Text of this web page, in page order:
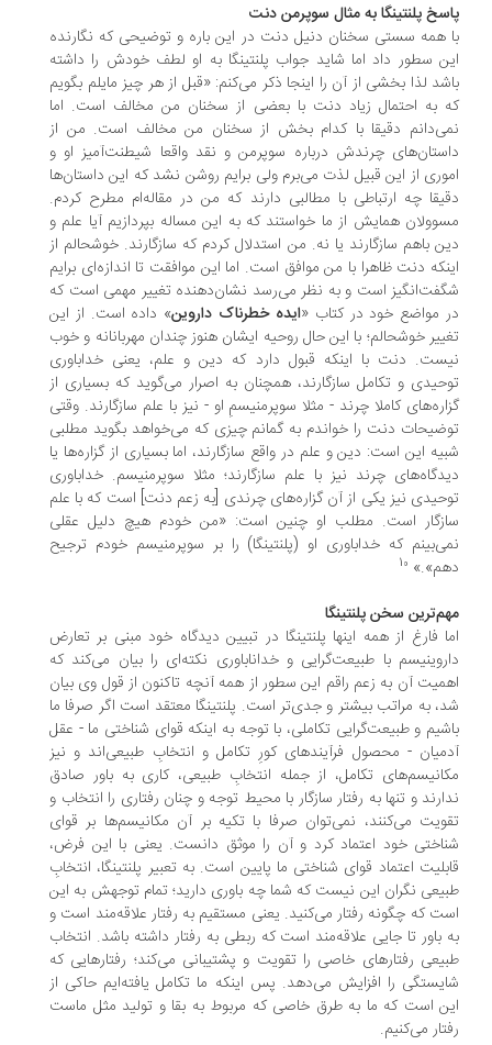
پلنتینگا به مثال سوپرمن دنت
همه سستی سخنان دنیل دنت در این باره و توضیحی که نگارنده
سطور داد اما شاید جواب پلنتینگا به او لطف خودش را داشته
لذا بخشی از آن را اینجا ذکر می‌کنم: «قبل از هر چیز مایلم بگویم
به احتمال زیاد دنت با بعضی از سخنان من مخالف است. اما
دقیقا با کدام بخش از سخنان من مخالف است. من از
چرندش درباره سوپرمن و نقد واقعا شیطنت‌آمیز او و
از این قبیل لذت می‌برم ولی برایم روشن نشد که این داستان‌ها
چه ارتباطی با مطالبی دارند که من در مقاله‌ام مطرح کردم.
همایش از ما خواستند که به این مساله بپردازیم آیا علم و
باهم سازگارند یا نه. من استدلال کردم که سازگارند. خوشحالم از
دنت ظاهرا با من موافق است. اما این موافقت تا اندازه‌ای برایم
است و به نظر می‌رسد نشان‌دهنده تغییر مهمی است که
مواضع خود در کتاب «ایده خطرناک داروین » داده است. از این
خوشحالم؛ با این حال روحیه ایشان هنوز چندان مهربانانه و خوب
دنت با اینکه قبول دارد که دین و علم، یعنی خداباوری
و تکامل سازگارند، همچنان به اصرار می‌گوید که بسیاری از
کاملا چرند - مثلا سوپرمنیسمِ او - نیز با علم سازگارند. وقتی
دنت را خواندم به گمانم چیزی که می‌خواهد بگوید مطلبی
این است: دین و علم در واقع سازگارند، اما بسیاری از گزاره‌ها یا
چرند نیز با علم سازگارند؛ مثلا سوپرمنیسم. خداباوری
نیز یکی از آن گزاره‌های چرندی [به زعم دنت] است که با علم
است. مطلب او چنین است: «من خودم هیچ دلیل عقلی
که خداباوری او (پلنتینگا) را بر سوپرمنیسم خودم ترجیح
10
سخن پلنتینگا
فارغ از همه اینها پلنتینگا در تبیین دیدگاه خود مبنی بر تعارض
با طبیعت‌گرایی و خداناباوری نکته‌ای را بیان می‌کند که
آن به زعم راقم این سطور از همه آنچه تاکنون از قول وی بیان
به مراتب بیشتر و جدی‌تر است. پلنتینگا معتقد است اگر صرفا ما
و طبیعت‌گرایی تکاملی، با توجه به اینکه قوای شناختی ما - عقل
- محصول فرآیندهای کورِ تکامل و انتخابِ طبیعی‌اند و نیز
تکامل، از جمله انتخابِ طبیعی، کاری به باور صادق
و تنها به رفتار سازگار با محیط توجه و چنان رفتاری را انتخاب و
می‌کنند، نمی‌توان صرفا با تکیه بر آن مکانیسم‌ها بر قوای
خود اعتماد کرد و آن را موثق دانست. یعنی با این فرض،
اعتماد قوای شناختی ما پایین است. به تعبیر پلنتینگا، انتخابِ
نگران این نیست که شما چه باوری دارید؛ تمام توجهش به این
که چگونه رفتار می‌کنید. یعنی مستقیم به رفتار علاقه‌مند است و
باور تا جایی علاقه‌مند است که ربطی به رفتار داشته باشد. انتخاب
رفتارهای خاصی را تقویت و پشتیبانی می‌کند؛ رفتارهایی که
را افزایش می‌دهد. پس اینکه ما تکامل یافته‌ایم حاکی از
است که ما به طرق خاصی که مربوط به بقا و تولید مثل ماست
می‌کنیم.